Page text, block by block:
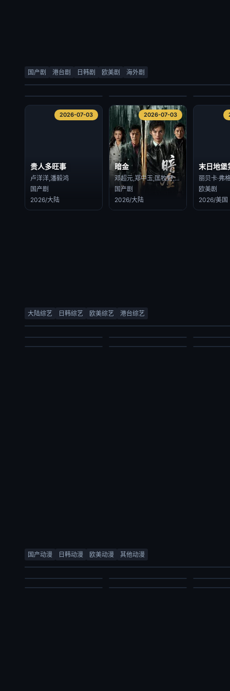
国产剧 港台剧 日韩剧 欧美剧 海外剧
日韩剧
2026/韩国
2026-07-03
海外剧
2026/泰国
2026-07-03
2026/泰国
贵人多旺事
卢洋洋,潘毅鸿
国产剧
2026/大陆
2026-07-03
暗金
邓超元,郑中玉,匡牧野,张腾,钟晨瑶,徐永革,赵晓明,张曦文,甄琪
国产剧
2026/大陆
2026-07-03
末日地堡
欧美剧
2026/美国
大陆综艺 日韩综艺 欧美综艺 港台综艺
综艺
2026/中国大陆
2026-07-03
综艺
2026/韩国
2026-07-03
2026/中国
周涛,袁咏仪,彭冠英,萧敬腾,方媛,阿如那,徐志胜,李雪琴,李嘉琦,王子奇,滕哲,徐若晗,陈鑫海,庾恩利,贺峻霖
大陆综艺
2026/大陆
徐章勋,李枖原,金曜汉
日韩综艺
2026/韩国
大陆综艺
2026/大陆
国产动漫 日韩动漫 欧美动漫 其他动漫
日韩动漫
2026/日本
2026-07-03
日韩动漫
2026/日本
2026-07-03
2026/日本
内详
国产动漫
2024/大陆
国产动漫
2021/大陆
国产动漫
2026/大陆